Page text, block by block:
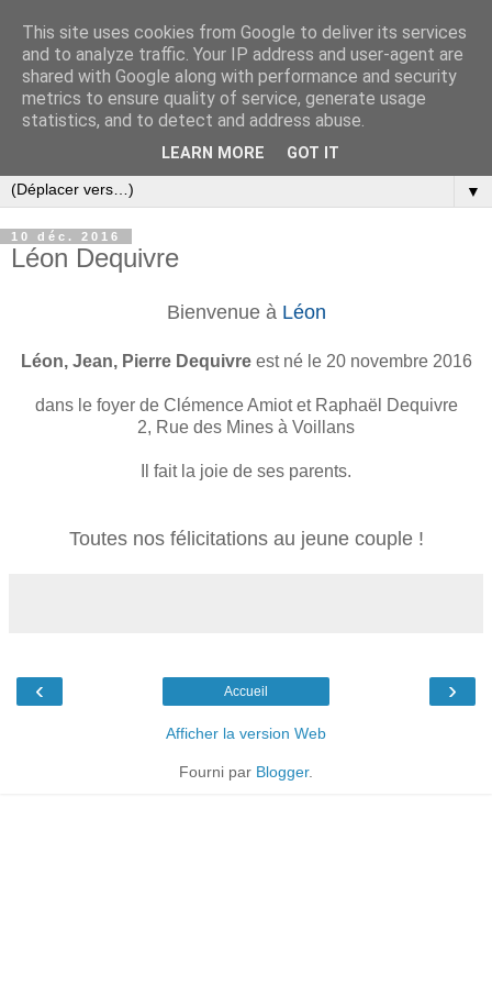
▼
10 déc. 2016
Léon Dequivre
Bienvenue à Léon
Léon, Jean, Pierre Dequivreest né le 20 novembre 2016
dans le foyer de Clémence Amiot et Raphaël Dequivre
2, Rue des Mines à Voillans
Il fait la joie de ses parents.
Toutes nos félicitations au jeune couple !
‹ ›
Accueil
Afficher la version Web
Fourni par Blogger.
This site uses cookies from Google to deliver its services
and to analyze traffic. Your IP address and user-agent are
shared with Google along with performance and security
metrics to ensure quality of service, generate usage
statistics, and to detect and address abuse.
LEARN MORE GOT IT